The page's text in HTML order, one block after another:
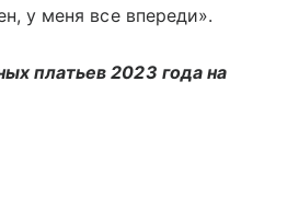
у меня все впереди».
платьев 2023 года на